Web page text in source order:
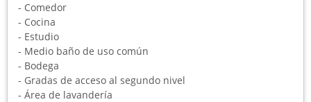
- Comedor
- Cocina
- Estudio
- Medio baño de uso común
- Bodega
- Gradas de acceso al segundo nivel
- Área de lavandería